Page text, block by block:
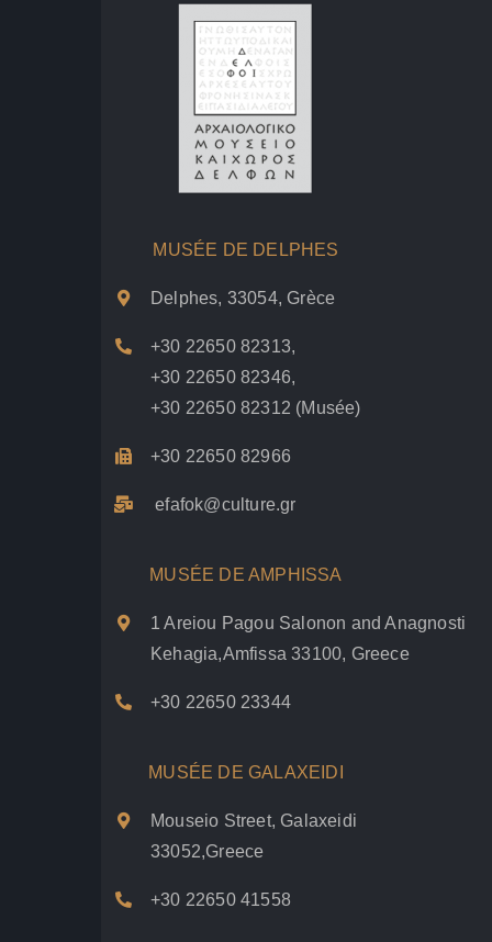
MUSÉE DE DELPHES
Delphes, 33054, Grèce
+30 22650 82313,
+30 22650 82346,
+30 22650 82312 (Musée)
+30 22650 82966
efafok@culture.gr
MUSÉE DE AMPHISSA
1 Areiou Pagou Salonon and Anagnosti
Kehagia,Amfissa 33100, Greece
+30 22650 23344
MUSÉE DE GALAXEIDI
Mouseio Street, Galaxeidi
33052,Greece
+30 22650 41558